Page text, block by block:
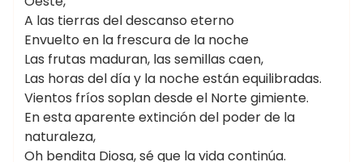
A las tierras del descanso eterno
Envuelto en la frescura de la noche
Las frutas maduran, las semillas caen,
Las horas del día y la noche están equilibradas.
Vientos fríos soplan desde el Norte gimiente.
En esta aparente extinción del poder de la
naturaleza,
Oh bendita Diosa, sé que la vida continúa.